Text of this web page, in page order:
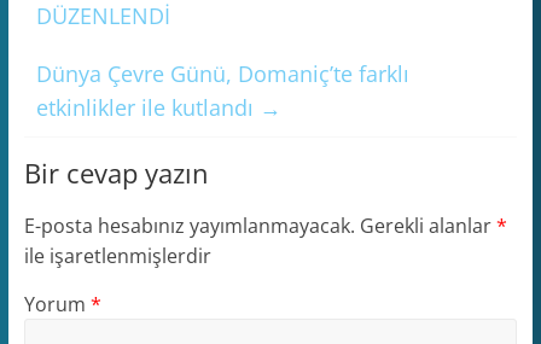
DÜZENLENDİ
Dünya Çevre Günü, Domaniç’te farklı
etkinlikler ile kutlandı →
Bir cevap yazın
E-posta hesabınız yayımlanmayacak. Gerekli alanlar*
ile işaretlenmişlerdir
Yorum *